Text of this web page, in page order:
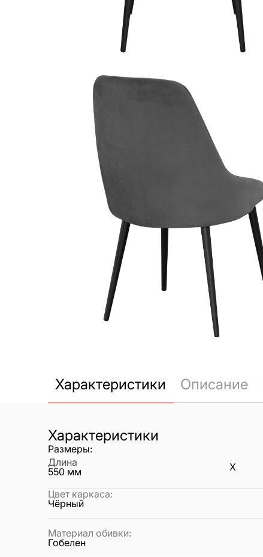
Характеристики Описание
Характеристики
Размеры:
Длина
550 мм X
Цвет каркаса:
Чёрный
Материал обивки:
Гобелен